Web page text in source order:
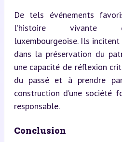
De tels événements
l’histoire vivante
luxembourgeoise. Ils incitent
dans la préservation du
une capacité de réflexion
du passé et à prendre
construction d’une société
responsable.
Conclusion